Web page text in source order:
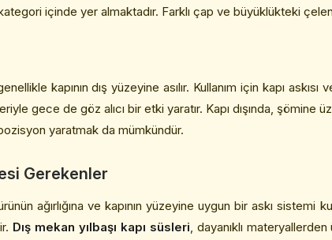
içinde yer almaktadır. Farklı çap ve büyüklükteki
kapının dış yüzeyine asılır. Kullanım için kapı
gece de göz alıcı bir etki yaratır. Kapı dışında,
yaratmak da mümkündür.
Gerekenler
ağırlığına ve kapının yüzeyine uygun bir askı
Dış mekan yılbaşı kapı süsleri, dayanıklı